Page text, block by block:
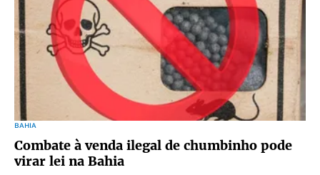
BAHIA
Combate à venda ilegal de chumbinho pode
virar lei na Bahia